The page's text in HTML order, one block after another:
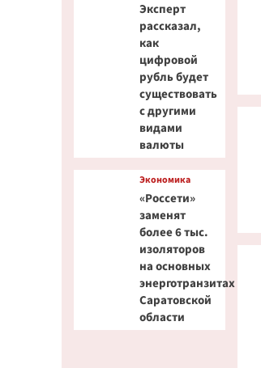
Эксперт
рассказал,
как
цифровой
рубль будет
существовать
с другими
видами
валюты
Экономика
«Россети»
заменят
более 6 тыс.
изоляторов
на основных
энерготранзитах
Саратовской
области